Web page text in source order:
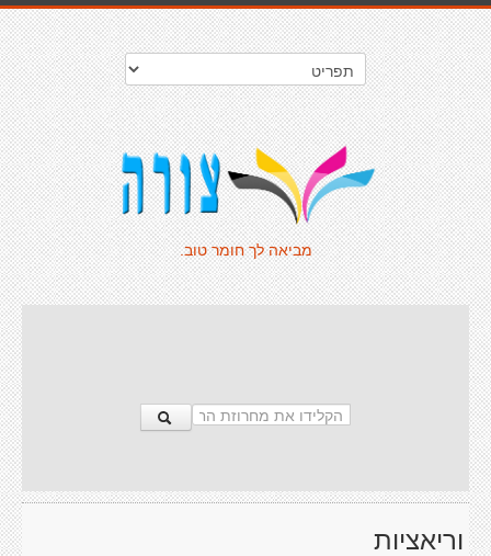
מביאה לך חומר טוב.
וריאציות